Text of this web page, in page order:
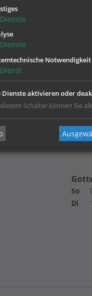
So
Di
Dienste
Dienste
Notwendigkeit
Dienst
Dienste aktivieren oder
Schalter können Sie